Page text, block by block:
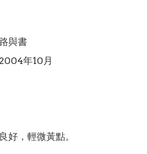
與書
年10月
好，輕微黃點。